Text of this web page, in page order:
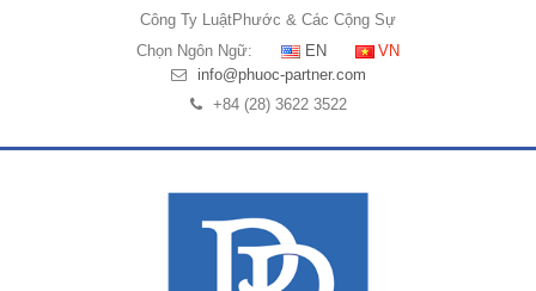
Công Ty LuậtPhước & Các Cộng Sự
Chọn Ngôn Ngữ:
EN
VN
info@phuoc-partner.com
+84 (28) 3622 3522